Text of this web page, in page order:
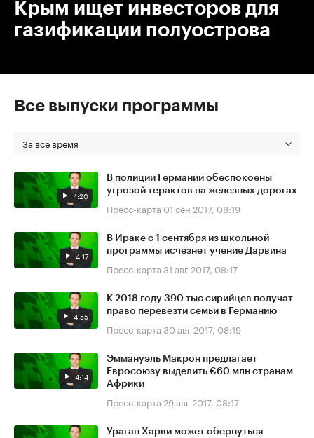
Крым ищет инвесторов для
газификации полуострова
Все выпуски программы
За все время
4:20
В полиции Германии обеспокоены
угрозой терактов на железных дорогах
Пресс-карта 01 сен 2017, 08:19
4:17
В Ираке с 1 сентября из школьной
программы исчезнет учение Дарвина
Пресс-карта 31 авг 2017, 08:17
4:55
К 2018 году 390 тыс сирийцев получат
право перевезти семьи в Германию
Пресс-карта 30 авг 2017, 08:19
4:14
Эммануэль Макрон предлагает
Евросоюзу выделить €60 млн странам
Африки
Пресс-карта 29 авг 2017, 08:17
Ураган Харви может обернуться